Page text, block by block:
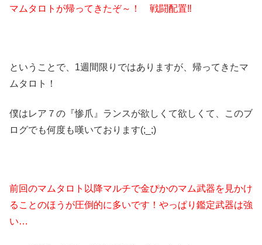
マムタロトが帰ってきたぞ～！ 戦闘配置‼
ということで、1週間限りではありますが、帰ってきたマ
ムタロト！
僕はレア７の『惨爪』ランスが欲しくて欲しくて、このブ
ログでも何度も嘆いております(;_;)
前回のマムタロト以降マルチで金ぴかのマム武器を見かけ
ることのほうが圧倒的に多いです！やっぱり鑑定武器は強
い…